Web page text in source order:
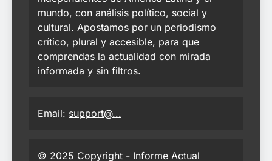
mundo, con análisis político, social y
cultural. Apostamos por un periodismo
crítico, plural y accesible, para que
comprendas la actualidad con mirada
informada y sin filtros.
Email: support@...
© 2025 Copyright - Informe Actual